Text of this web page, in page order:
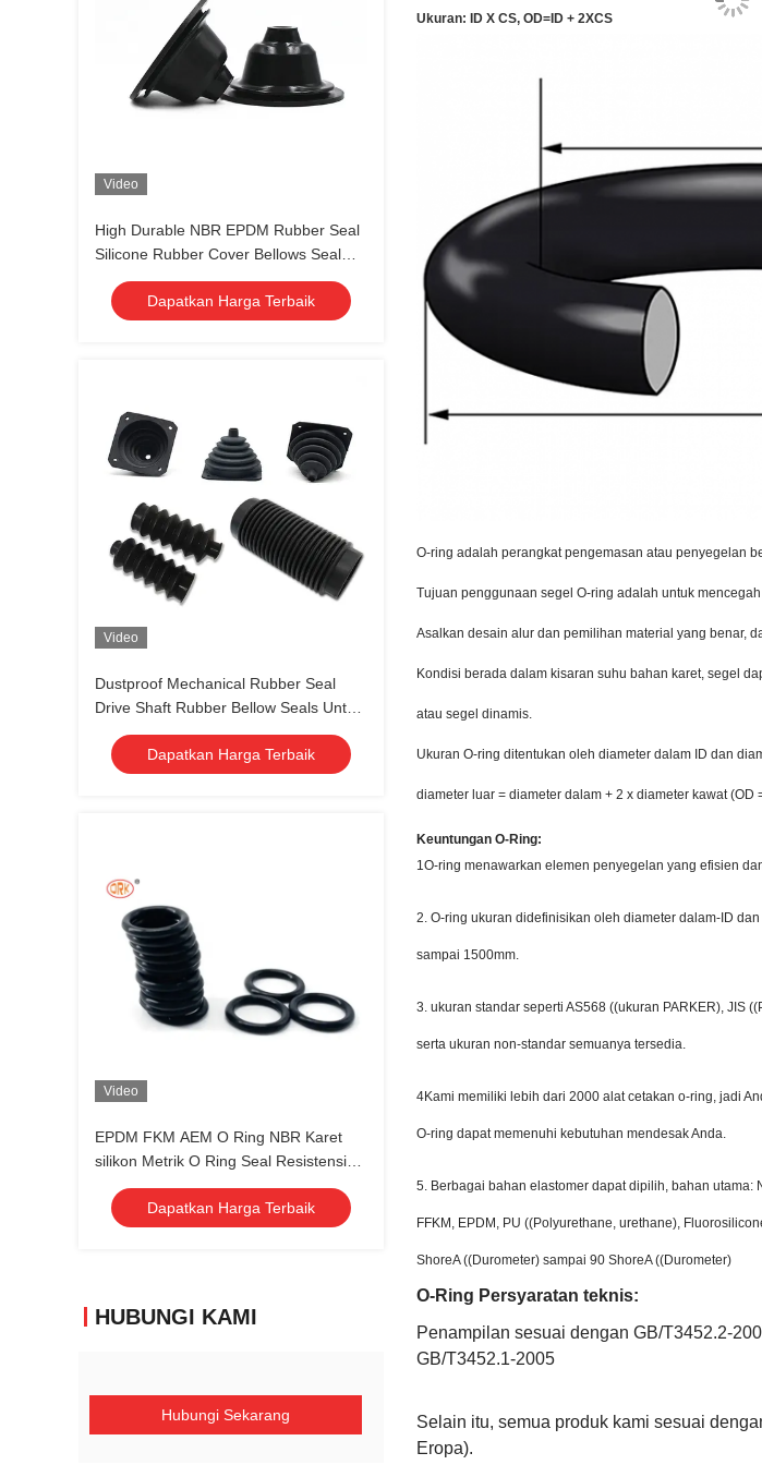
Video
High Durable NBR EPDM Rubber Seal
Silicone Rubber Cover Bellows Seal
Mekanis
Dapatkan Harga Terbaik
Video
Dustproof Mechanical Rubber Seal
Drive Shaft Rubber Bellow Seals Untuk
Custom
Dapatkan Harga Terbaik
Video
EPDM FKM AEM O Ring NBR Karet
silikon Metrik O Ring Seal Resistensi
kimia
Dapatkan Harga Terbaik
HUBUNGI KAMI
Hubungi Sekarang
Ukuran: ID X CS, OD=ID + 2XCS
O-ring adalah perangkat pengemasan atau penyegelan
Tujuan penggunaan segel O-ring adalah untuk
Asalkan desain alur dan pemilihan material yang benar,
Kondisi berada dalam kisaran suhu bahan karet, segel
atau segel dinamis.
Ukuran O-ring ditentukan oleh diameter dalam ID dan
diameter luar = diameter dalam + 2 x diameter kawat (OD
Keuntungan O-Ring:
1O-ring menawarkan elemen penyegelan yang efisien
2. O-ring ukuran didefinisikan oleh diameter dalam-ID
sampai 1500mm.
3. ukuran standar seperti AS568 ((ukuran PARKER), JIS
serta ukuran non-standar semuanya tersedia.
4Kami memiliki lebih dari 2000 alat cetakan o-ring, jadi
O-ring dapat memenuhi kebutuhan mendesak Anda.
5. Berbagai bahan elastomer dapat dipilih, bahan utama:
FFKM, EPDM, PU ((Polyurethane, urethane),
ShoreA ((Durometer) sampai 90 ShoreA ((Durometer)
O-Ring Persyaratan teknis:
Penampilan sesuai dengan GB/T3452.2-
GB/T3452.1-2005
Selain itu, semua produk kami sesuai
Eropa).